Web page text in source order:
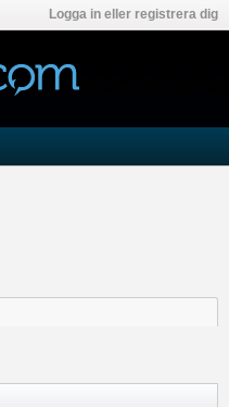
Logga in eller registrera dig